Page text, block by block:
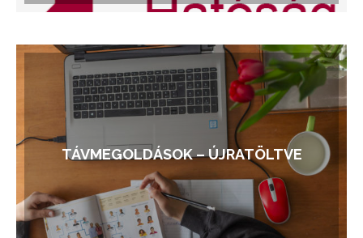
TÁVMEGOLDÁSOK – ÚJRATÖLTVE